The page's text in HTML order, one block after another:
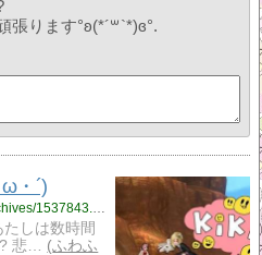
ります°ʚ(*´꒳`*)ɞ°.
・´)
http://blog.livedoor.jp/ayapon521/archives/1537843.html
たしは数時間
悲…
ふわふ